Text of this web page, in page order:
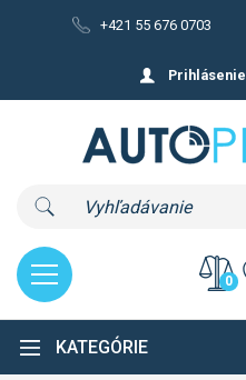
+421 55 676 0703
Prihlásenie
0
NACHÁDZATE SA: Eshop
KATEGÓRIE